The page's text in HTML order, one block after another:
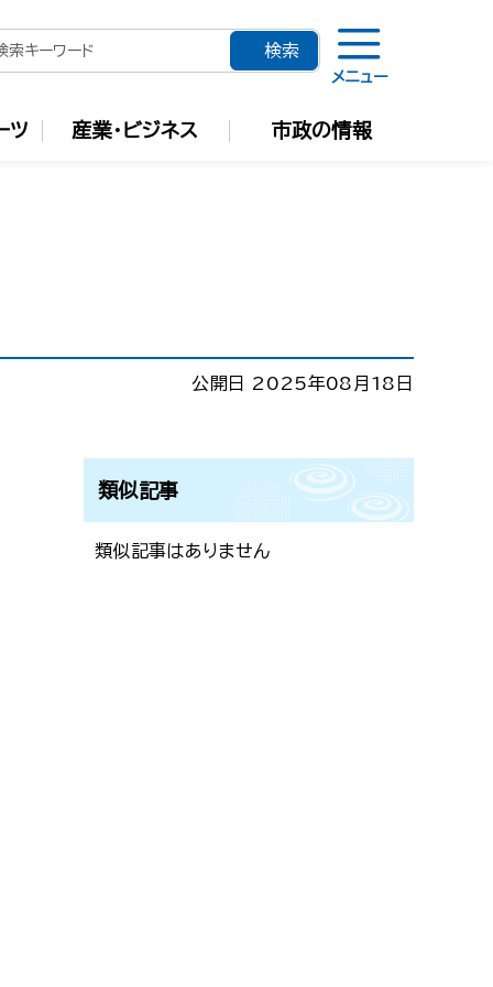
メニュー
ツ 産業・ビジネス 市政の情報
公開日 2025年08月18日
類似記事
類似記事はありません